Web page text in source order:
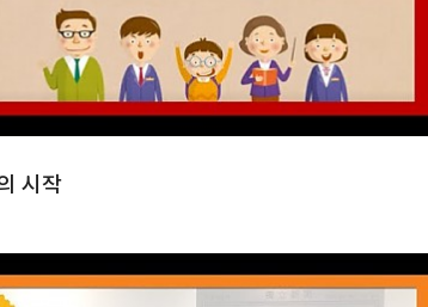
시작